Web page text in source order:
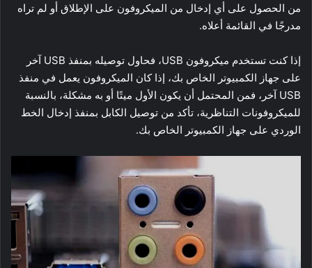
من الحصول على أي إدخال من الميكروفون على الإطلاق أو لم تراه
مدرجًا في القائمة أعلاه.
إذا كنت تستخدم ميكروفون USB، فحاول توصيله بمنفذ USB آخر
على جهاز الكمبيوتر الخاص بك، إذا كان الميكروفون يعمل في منفذ
USB آخر، فمن المحتمل أن يكون الأول ميتًا أو به مشكلة، بالنسبة
للميكروفونات التناظرية، تأكد من توصيل الكابل بمنفذ إدخال الخط
الوردي على جهاز الكمبيوتر الخاص بك.